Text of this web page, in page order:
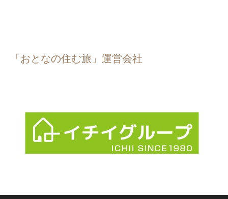
「おとなの住む旅」運営会社